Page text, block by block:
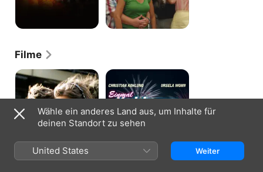
Filme
Tsunami
Terror
der
Nordsee
Einmal
Ku'damm
und
Wähle ein anderes Land aus, um Inhalte für
deinen Standort zu sehen
United States Weiter